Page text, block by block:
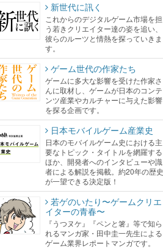
新世代に訊く
これからのデジタルゲーム市場を担
う若きクリエイター達の姿を追い、
彼らのルーツと情熱を探っていきま
す。
ゲーム世代の作家たち
ゲームに多大な影響を受けた作家さ
んに取材し、ゲームが日本のコンテ
ンツ産業やカルチャーに与えた影響
を探る企画です。
日本モバイルゲーム産業史
日本のモバイルゲーム史における主
要なトピック・タイトルを網羅する
ほか、開発者へのインタビューや識
者による解説を掲載。約20年の歴史
が一望できる決定版！
若ゲのいたり〜ゲームクリエ
イターの青春〜
『うつヌケ』『ペンと箸』等で知ら
れるマンガ家・田中圭一先生による
ゲーム業界レポートマンガです。